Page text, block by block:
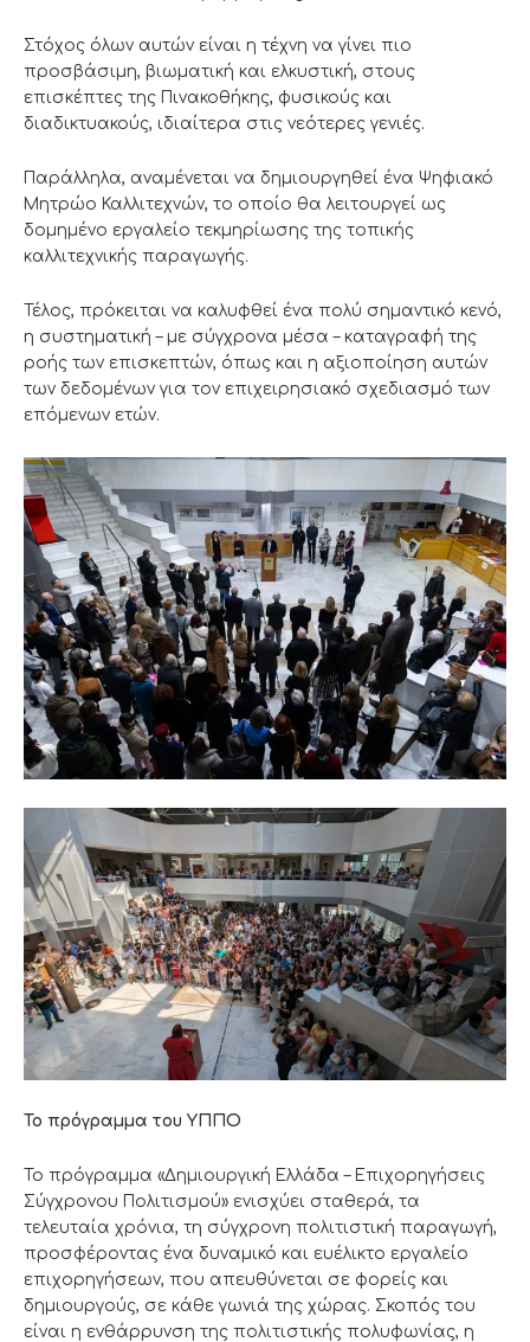
Στόχος όλων αυτών είναι η τέχνη να γίνει πιο
προσβάσιμη, βιωματική και ελκυστική, στους
επισκέπτες της Πινακοθήκης, φυσικούς και
διαδικτυακούς, ιδιαίτερα στις νεότερες γενιές.
Παράλληλα, αναμένεται να δημιουργηθεί ένα Ψηφιακό
Μητρώο Καλλιτεχνών, το οποίο θα λειτουργεί ως
δομημένο εργαλείο τεκμηρίωσης της τοπικής
καλλιτεχνικής παραγωγής.
Τέλος, πρόκειται να καλυφθεί ένα πολύ σημαντικό κενό,
η συστηματική – με σύγχρονα μέσα – καταγραφή της
ροής των επισκεπτών, όπως και η αξιοποίηση αυτών
των δεδομένων για τον επιχειρησιακό σχεδιασμό των
επόμενων ετών.
Το πρόγραμμα του ΥΠΠΟ
Το πρόγραμμα «Δημιουργική Ελλάδα – Επιχορηγήσεις
Σύγχρονου Πολιτισμού» ενισχύει σταθερά, τα
τελευταία χρόνια, τη σύγχρονη πολιτιστική παραγωγή,
προσφέροντας ένα δυναμικό και ευέλικτο εργαλείο
επιχορηγήσεων, που απευθύνεται σε φορείς και
δημιουργούς, σε κάθε γωνιά της χώρας. Σκοπός του
είναι η ενθάρρυνση της πολιτιστικής πολυφωνίας, η